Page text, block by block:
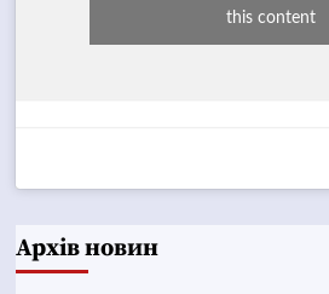
this content
Архів новин